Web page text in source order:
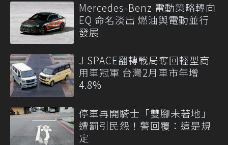
Mercedes-Benz 電動策略轉向
EQ 命名淡出 燃油與電動並行
發展
J SPACE翻轉戰局奪回輕型商
用車冠軍 台灣2月車市年增
4.8%
停車再開騎士「雙腳未著地」
遭罰引民怨！警回覆：這是規
定